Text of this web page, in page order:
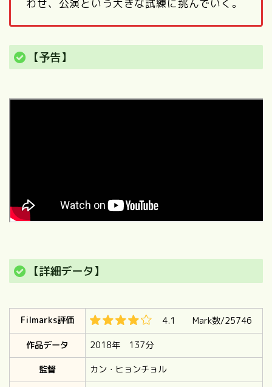
わせ、公演という大きな試練に挑んでいく。
【予告】
【詳細データ】
Filmarks評価
4.1 Mark数/25746
作品データ
2018年 137分
監督
カン・ヒョンチョル